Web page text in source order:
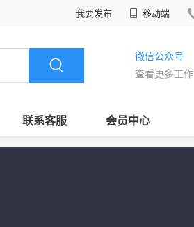
我要发布 移动端
微信公众号
查看更多工作
联系客服 会员中心